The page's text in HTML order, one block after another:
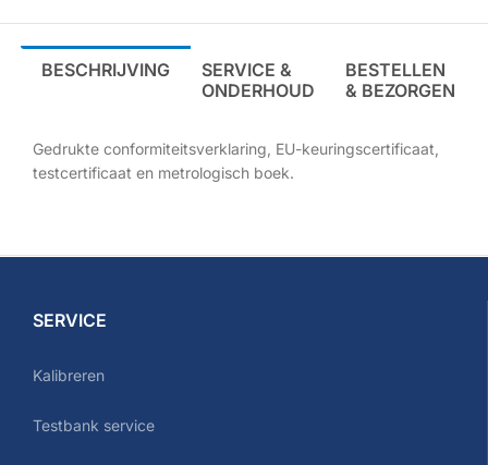
BESCHRIJVING
SERVICE &
ONDERHOUD
BESTELLEN
& BEZORGEN
Gedrukte conformiteitsverklaring, EU-keuringscertificaat,
testcertificaat en metrologisch boek.
SERVICE
Kalibreren
Testbank service